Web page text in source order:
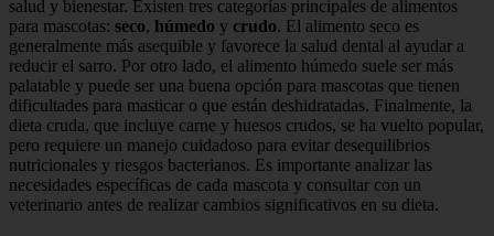
salud y bienestar. Existen tres categorías principales de alimentos
para mascotas: seco, húmedo y crudo. El alimento seco es
generalmente más asequible y favorece la salud dental al ayudar a
reducir el sarro. Por otro lado, el alimento húmedo suele ser más
palatable y puede ser una buena opción para mascotas que tienen
dificultades para masticar o que están deshidratadas. Finalmente, la
dieta cruda, que incluye carne y huesos crudos, se ha vuelto popular,
pero requiere un manejo cuidadoso para evitar desequilibrios
nutricionales y riesgos bacterianos. Es importante analizar las
necesidades específicas de cada mascota y consultar con un
veterinario antes de realizar cambios significativos en su dieta.